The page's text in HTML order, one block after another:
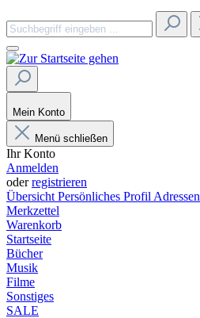
Mein Konto
Menü schließen
Ihr Konto
Anmelden
oderregistrieren
Übersicht Persönliches Profil Adressen
Merkzettel
Warenkorb
Startseite
Bücher
Musik
Filme
Sonstiges
SALE